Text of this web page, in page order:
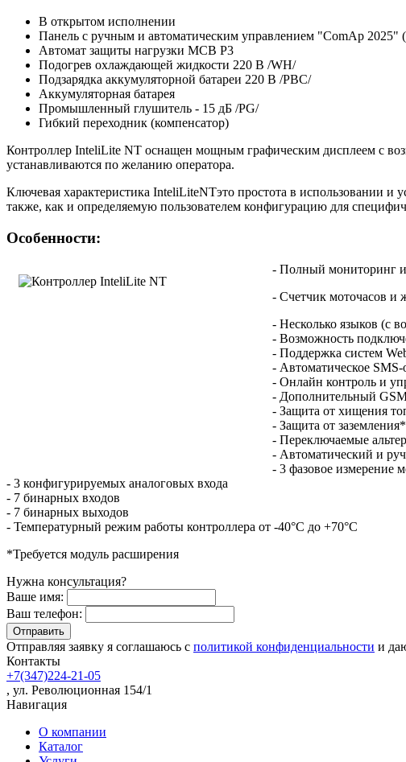
В открытом исполнении
Панель с ручным и автоматическим управлением "ComAp
Автомат защиты нагрузки MCB P3
Подогрев охлаждающей жидкости 220 В /WH/
Подзарядка аккумуляторной батареи 220 В /PBC/
Аккумуляторная батарея
Промышленный глушитель - 15 дБ /PG/
Гибкий переходник (компенсатор)
Контроллер InteliLite NT оснащен мощным графическим дисплеем с
устанавливаются по желанию оператора.
Ключевая характеристика InteliLiteNTэто простота в использовании
также, как и определяемую пользователем конфигурацию для
Особенности:
- Полный мониторинг и
- Счетчик моточасов и
- Несколько языков (с
- Возможность
- Поддержка систем
- Автоматическое
- Онлайн контроль и
- Дополнительный
- Защита от хищения
- Защита от заземления*
- Переключаемые
- Автоматический и
- 3 фазовое измерение
- 3 конфигурируемых аналоговых входа
- 7 бинарных входов
- 7 бинарных выходов
- Температурный режим работы контроллера от -40°C до +70°C
*Требуется модуль расширения
Нужна консультация?
Ваше имя:
Ваш телефон:
Отправляя заявку я соглашаюсь с политикой конфиденциальности и
Контакты
+7(347)224-21-05
, ул. Революционная 154/1
Навигация
О компании
Каталог